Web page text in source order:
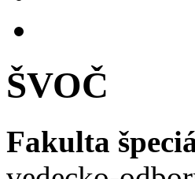
ŠVOČ
Fakulta